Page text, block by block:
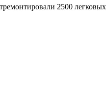
2500 легковых